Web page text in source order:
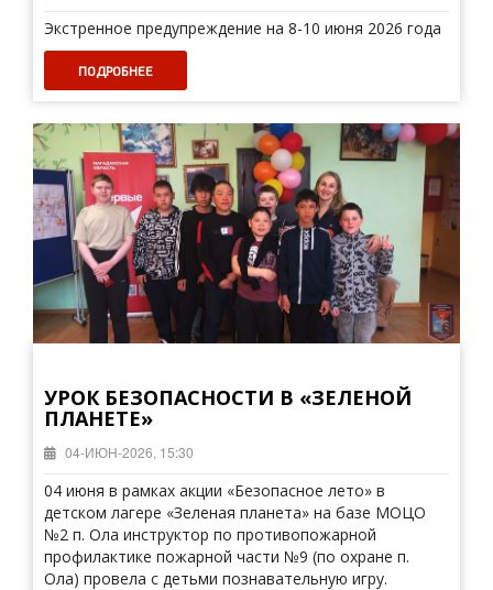
Экстренное предупреждение на 8-10 июня 2026 года
ПОДРОБНЕЕ
УРОК БЕЗОПАСНОСТИ В «ЗЕЛЕНОЙ
ПЛАНЕТЕ»
04-ИЮН-2026, 15:30
04 июня в рамках акции «Безопасное лето» в
детском лагере «Зеленая планета» на базе МОЦО
№2 п. Ола инструктор по противопожарной
профилактике пожарной части №9 (по охране п.
Ола) провела с детьми познавательную игру.